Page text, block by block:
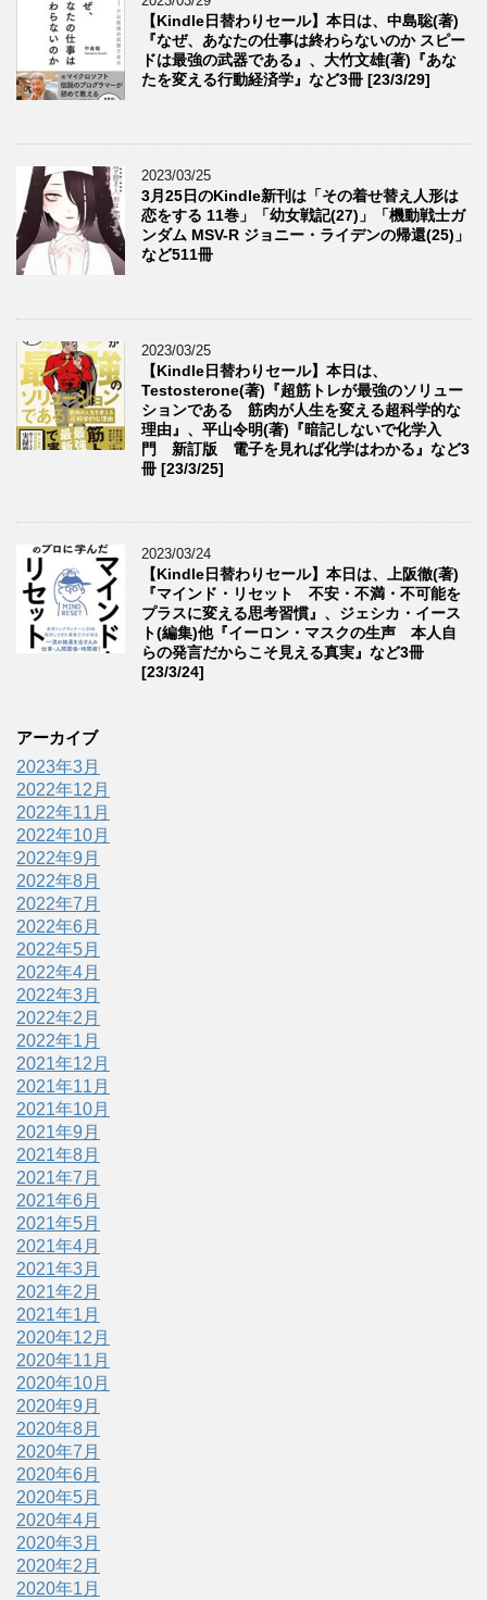
【Kindle日替わりセール】本日は、中島聡(著)
『なぜ、あなたの仕事は終わらないのか スピー
ドは最強の武器である』、大竹文雄(著)『あな
たを変える行動経済学』など3冊 [23/3/29]
2023/03/25
3月25日のKindle新刊は「その着せ替え人形は
恋をする 11巻」「幼女戦記(27)」「機動戦士ガ
ンダム MSV-R ジョニー・ライデンの帰還(25)」
など511冊
2023/03/25
【Kindle日替わりセール】本日は、
Testosterone(著)『超筋トレが最強のソリュー
ションである 筋肉が人生を変える超科学的な
理由』、平山令明(著)『暗記しないで化学入
門 新訂版 電子を見れば化学はわかる』など3
冊 [23/3/25]
2023/03/24
【Kindle日替わりセール】本日は、上阪徹(著)
『マインド・リセット 不安・不満・不可能を
プラスに変える思考習慣』、ジェシカ・イース
ト(編集)他『イーロン・マスクの生声 本人自
らの発言だからこそ見える真実』など3冊
[23/3/24]
アーカイブ
2023年3月
2022年12月
2022年11月
2022年10月
2022年9月
2022年8月
2022年7月
2022年6月
2022年5月
2022年4月
2022年3月
2022年2月
2022年1月
2021年12月
2021年11月
2021年10月
2021年9月
2021年8月
2021年7月
2021年6月
2021年5月
2021年4月
2021年3月
2021年2月
2021年1月
2020年12月
2020年11月
2020年10月
2020年9月
2020年8月
2020年7月
2020年6月
2020年5月
2020年4月
2020年3月
2020年2月
2020年1月